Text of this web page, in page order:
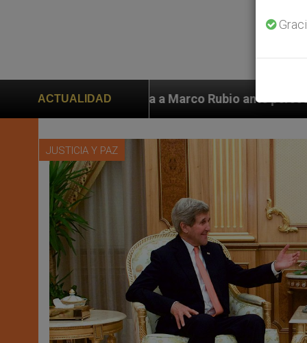
ACTUALIDAD
Rubio ante persecución de colonos judíos que
JUSTICIA Y PAZ